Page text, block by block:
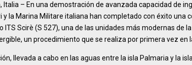
Italia – En una demostración de avanzada capacidad de
y la Marina Militare italiana han completado con éxito una
ITS Scirè (S 527), una de las unidades más modernas de
un procedimiento que se realiza por primera vez en
llevada a cabo en las aguas entre la isla Palmaria y la